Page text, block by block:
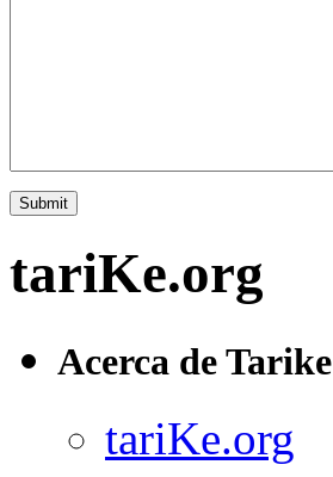
tariKe.org
Acerca de Tarike
tariKe.org